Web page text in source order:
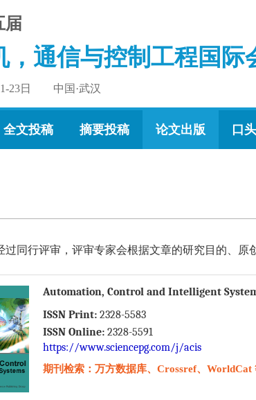
届
，通信与控制工程国际
23日 中国·武汉
全文投稿 摘要投稿 论文出版 口
过同行评审，评审专家会根据文章的研究目的、
Automation, Control and Intelligent
ISSN Print: 2328-5583
ISSN Online: 2328-5591
https://www.sciencepg.com/j/acis
期刊检索：万方数据库、Crossref、WorldCat